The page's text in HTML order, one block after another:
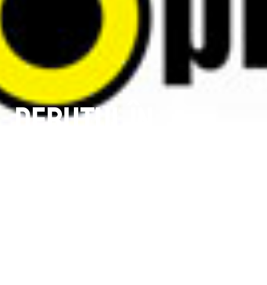
Debutul în